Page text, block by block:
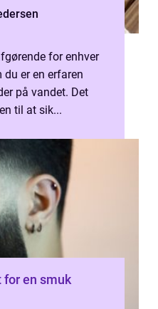
for enhver
du er en erfaren
på vandet. Det
til at sik...
for en smuk